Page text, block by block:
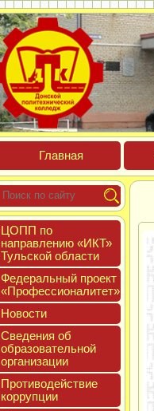
Глав­ная
ЦОПП по
нап­равле­нию «ИКТ»
Туль­ской об­ласти
Феде­раль­ный про­ект
«Про­фес­си­она­литет»
Новос­ти
Све­дения об
об­ра­зова­тель­ной
ор­га­низа­ции
Про­тиво­дей­ствие
кор­рупции